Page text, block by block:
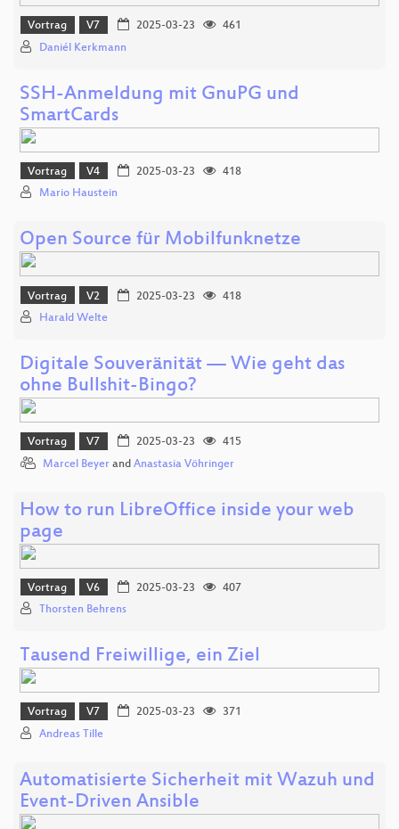
Vortrag V7 2025-03-23
461
Daniél Kerkmann
SSH-Anmeldung mit GnuPG und
SmartCards
Vortrag V4 2025-03-23
418
Mario Haustein
Open Source für Mobilfunknetze
Vortrag V2 2025-03-23
418
Harald Welte
Digitale Souveränität — Wie geht das
ohne Bullshit-Bingo?
Vortrag V7 2025-03-23
415
Marcel Beyer and Anastasia Vöhringer
How to run LibreOffice inside your web
page
Vortrag V6 2025-03-23
407
Thorsten Behrens
Tausend Freiwillige, ein Ziel
Vortrag V7 2025-03-23
371
Andreas Tille
Automatisierte Sicherheit mit Wazuh und
Event-Driven Ansible